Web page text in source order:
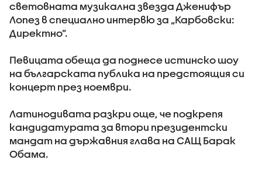
световната музикална звезда Дженифър
Лопез в специално интервю за „Карбовски:
Директно”.
Певицата обеща да поднесе истинско шоу
на българската публика на предстоящия си
концерт през ноември.
Латинодивата разкри още, че подкрепя
кандидатурата за втори президентски
мандат на държавния глава на САЩ Барак
Обама.